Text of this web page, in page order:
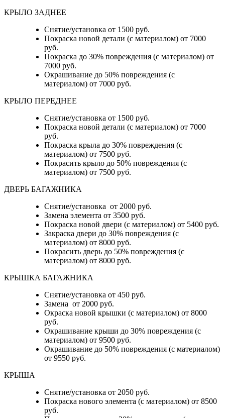
КРЫЛО ЗАДНЕЕ
Снятие/установка от 1500 руб.
Покраска новой детали (с материалом) от 7000
руб.
Покраска до 30% повреждения (с материалом) от
7000 руб.
Окрашивание до 50% повреждения (с
материалом) от 7000 руб.
КРЫЛО ПЕРЕДНЕЕ
Снятие/установка от 1500 руб.
Покраска новой детали (с материалом) от 7000
руб.
Покраска крыла до 30% повреждения (с
материалом) от 7500 руб.
Покрасить крыло до 50% повреждения (с
материалом) от 7500 руб.
ДВЕРЬ БАГАЖНИКА
Снятие/установка от 2000 руб.
Замена элемента от 3500 руб.
Покраска новой двери (с материалом) от 5400 руб.
Закраска двери до 30% повреждения (с
материалом) от 8000 руб.
Покрасить дверь до 50% повреждения (с
материалом) от 8000 руб.
КРЫШКА БАГАЖНИКА
Снятие/установка от 450 руб.
Замена от 2000 руб.
Окраска новой крышки (с материалом) от 8000
руб.
Окрашивание крыши до 30% повреждения (с
материалом) от 9500 руб.
Окрашивание до 50% повреждения (с материалом)
от 9550 руб.
КРЫША
Снятие/установка от 2050 руб.
Покраска нового элемента (с материалом) от 8500
руб.